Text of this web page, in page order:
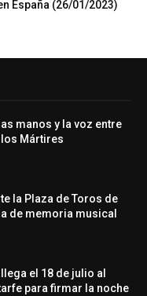
España (26/01/2023)
manos y la voz entre
los Mártires
la Plaza de Toros de
de memoria musical
el 18 de julio al
para firmar la noche